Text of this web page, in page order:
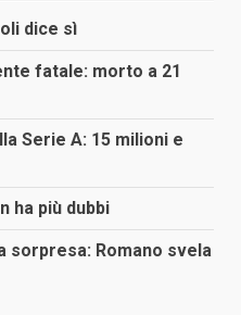
dice sì
fatale: morto a 21
Serie A: 15 milioni e
ha più dubbi
sorpresa: Romano svela